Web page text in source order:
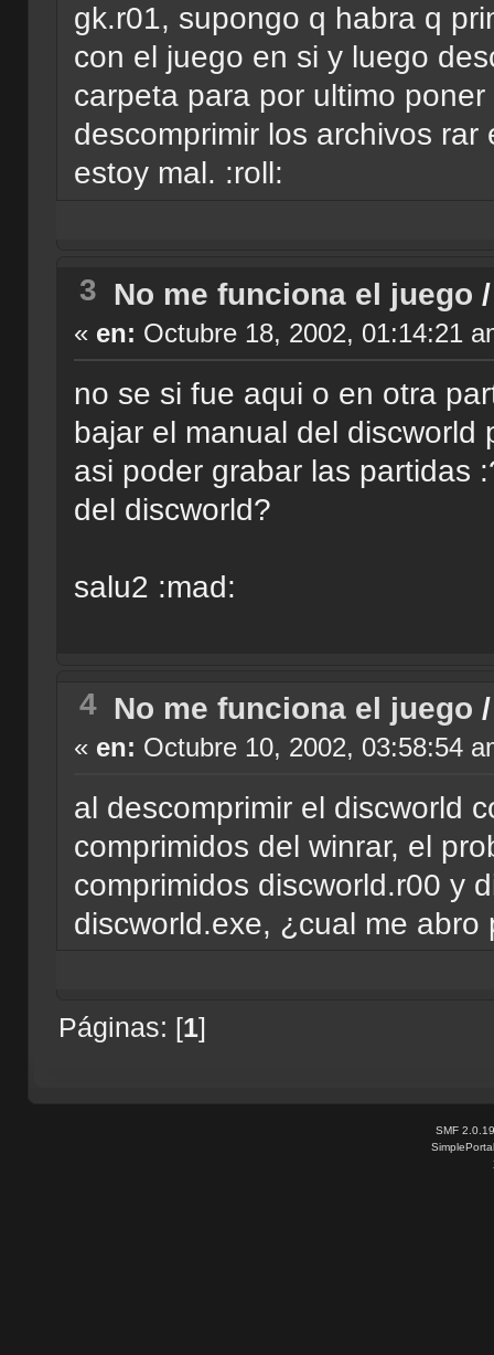
gk.r01, supongo q habra q
con el juego en si y luego
carpeta para por ultimo
descomprimir los archivos
estoy mal. :roll:
3 No me funciona el juego
« en: Octubre 18, 2002, 01:14:21
no se si fue aqui o en otra
bajar el manual del discworld
asi poder grabar las partidas
del discworld?
salu2 :mad:
4 No me funciona el juego
« en: Octubre 10, 2002, 03:58:54
al descomprimir el discworld
comprimidos del winrar, el
comprimidos discworld.r00 y
discworld.exe, ¿cual me
Páginas: [1]
SMF 2.0.19